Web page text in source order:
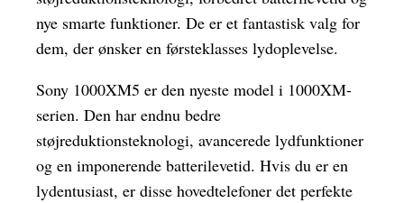
nye smarte funktioner. De er et fantastisk valg for
dem, der ønsker en førsteklasses lydoplevelse.
Sony 1000XM5 er den nyeste model i 1000XM-
serien. Den har endnu bedre
støjreduktionsteknologi, avancerede lydfunktioner
og en imponerende batterilevetid. Hvis du er en
lydentusiast, er disse hovedtelefoner det perfekte